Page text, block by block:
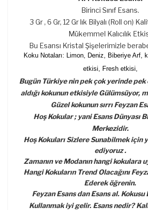
Birinci Sınıf Esans.
3 Gr , 6 Gr, 12 Gr lık Bilyalı (Roll on)
Mükemmel Kalıcılık
Bu Esansı Kristal Şişelerimizle
Koku Notaları: Limon, Deniz, Biberiye Arf,
etkisi, Fresh etkisi,
Bugün Türkiye nin pek çok yerinde pek
aldığı kokunun etkisiyle Gülümsüyor,
Güzel kokunun sırrı Feyzan
Hoş Kokular ; yani Esans Dünyası
Merkezidir.
Hoş Kokuları Sizlere Sunabilmek için
ediyoruz .
Zamanın ve Modanın hangi kokulara
Hangi Kokuların Trend Olacağını
Ederek öğrenin.
Feyzan Esans dan Esans al. Kokusu
Kullanmak iyi gelir. Esans nedir?